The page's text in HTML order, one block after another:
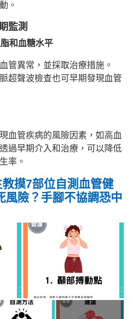
。
監測
和血糖水平
管異常，並採取治療措施。
超聲波檢查也可早期發現血管
血管疾病的風險因素，如高血
過早期介入和治療，可以降低
率。
摸7部位自測血管健
風險？手腳不協調恐中